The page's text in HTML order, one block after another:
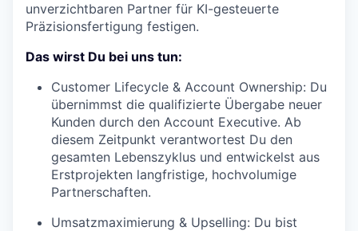
unverzichtbaren Partner für KI-gesteuerte
Präzisionsfertigung festigen.
Das wirst Du bei uns tun:
Customer Lifecycle & Account Ownership: Du
übernimmst die qualifizierte Übergabe neuer
Kunden durch den Account Executive. Ab
diesem Zeitpunkt verantwortest Du den
gesamten Lebenszyklus und entwickelst aus
Erstprojekten langfristige, hochvolumige
Partnerschaften.
Umsatzmaximierung & Upselling: Du bist